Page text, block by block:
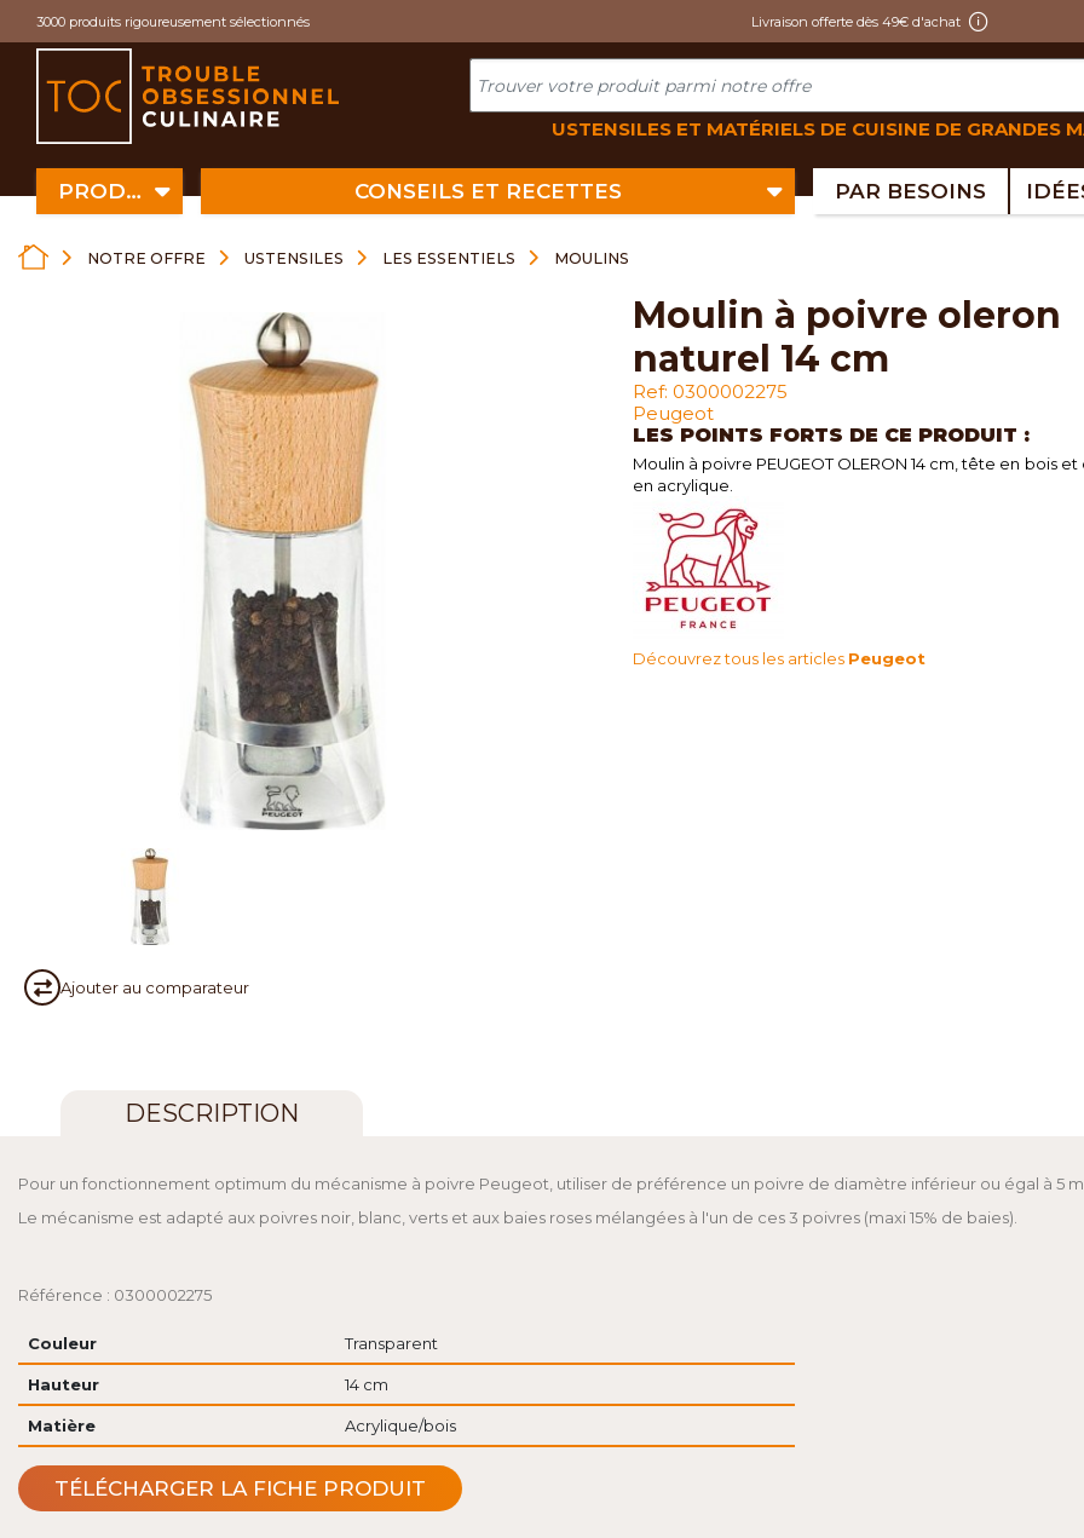
3000 produits rigoureusement sélectionnés Livraison offerte dès 49€ d'achat
USTENSILES ET MATÉRIELS DE CUISINE DE GRANDES
PRODUITS CONSEILS ET RECETTES PAR BESOINS
NOTRE OFFRE USTENSILES LES ESSENTIELS MOULINS
Ajouter au comparateur
moulin à poivre oleron
naturel 14 cm
Ref: 0300002275
Peugeot
LES POINTS FORTS DE CE PRODUIT :
Moulin à poivre PEUGEOT OLERON 14 cm, tête en bois et
en acrylique.
Découvrez tous les articles Peugeot
DESCRIPTION
Pour un fonctionnement optimum du mécanisme à poivre Peugeot, utiliser de préférence un poivre de diamètre inférieur ou égal à 5
Le mécanisme est adapté aux poivres noir, blanc, verts et aux baies roses mélangées à l'un de ces 3 poivres (maxi 15% de baies).
Référence : 0300002275
Couleur Transparent
Hauteur 14 cm
Matière Acrylique/bois
TÉLÉCHARGER LA FICHE PRODUIT